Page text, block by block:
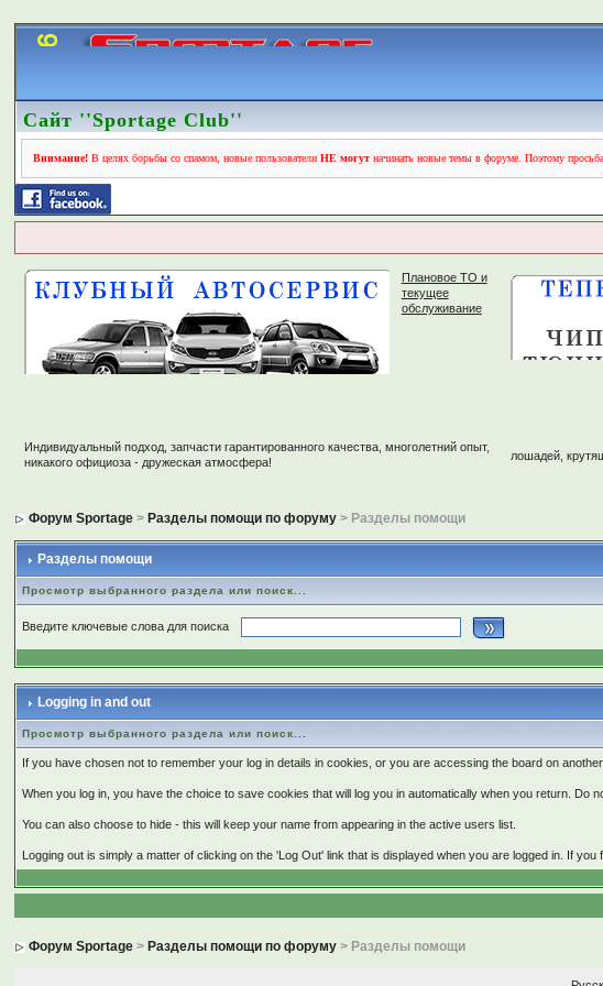
Сайт ''Sportage Club''
Внимание! В целях борьбы со спамом, новые пользователиНЕ могут начинать новые темы в форуме. Поэтому
Плановое ТО и
текущее
обслуживание
Индивидуальный подход, запчасти гарантированного качества, многолетний опыт,
никакого официоза - дружеская атмосфера!
лошадей,
Форум Sportage > Разделы помощи по форуму > Разделы помощи
Разделы помощи
Просмотр выбранного раздела или поиск...
Введите ключевые слова для поиска
Logging in and out
Просмотр выбранного раздела или поиск...
If you have chosen not to remember your log in details in cookies, or you are accessing the board on
When you log in, you have the choice to save cookies that will log you in automatically when you return. Do
You can also choose to hide - this will keep your name from appearing in the active users list.
Logging out is simply a matter of clicking on the 'Log Out' link that is displayed when you are logged in. If
Форум Sportage > Разделы помощи по форуму > Разделы помощи